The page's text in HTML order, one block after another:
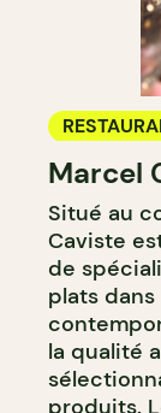
CAFÉ
BAR À VIN
Marcel
Situé au
Caviste
de
plats
la qualité
produits.